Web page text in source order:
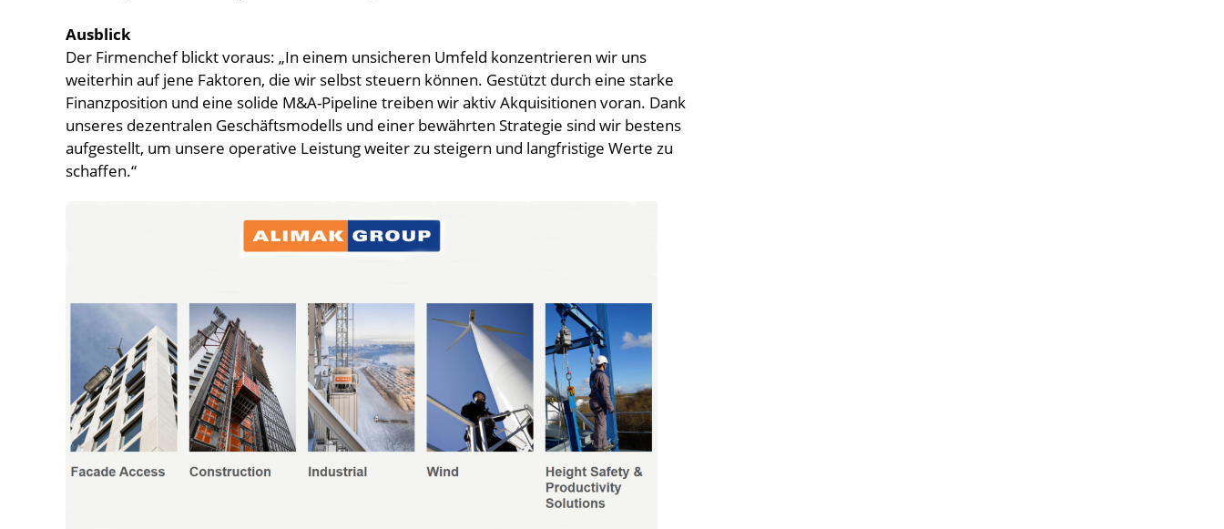
Ausblick
Der Firmenchef blickt voraus: „In einem unsicheren Umfeld konzentrieren wir uns
weiterhin auf jene Faktoren, die wir selbst steuern können. Gestützt durch eine starke
Finanzposition und eine solide M&A-Pipeline treiben wir aktiv Akquisitionen voran. Dank
unseres dezentralen Geschäftsmodells und einer bewährten Strategie sind wir bestens
aufgestellt, um unsere operative Leistung weiter zu steigern und langfristige Werte zu
schaffen.“